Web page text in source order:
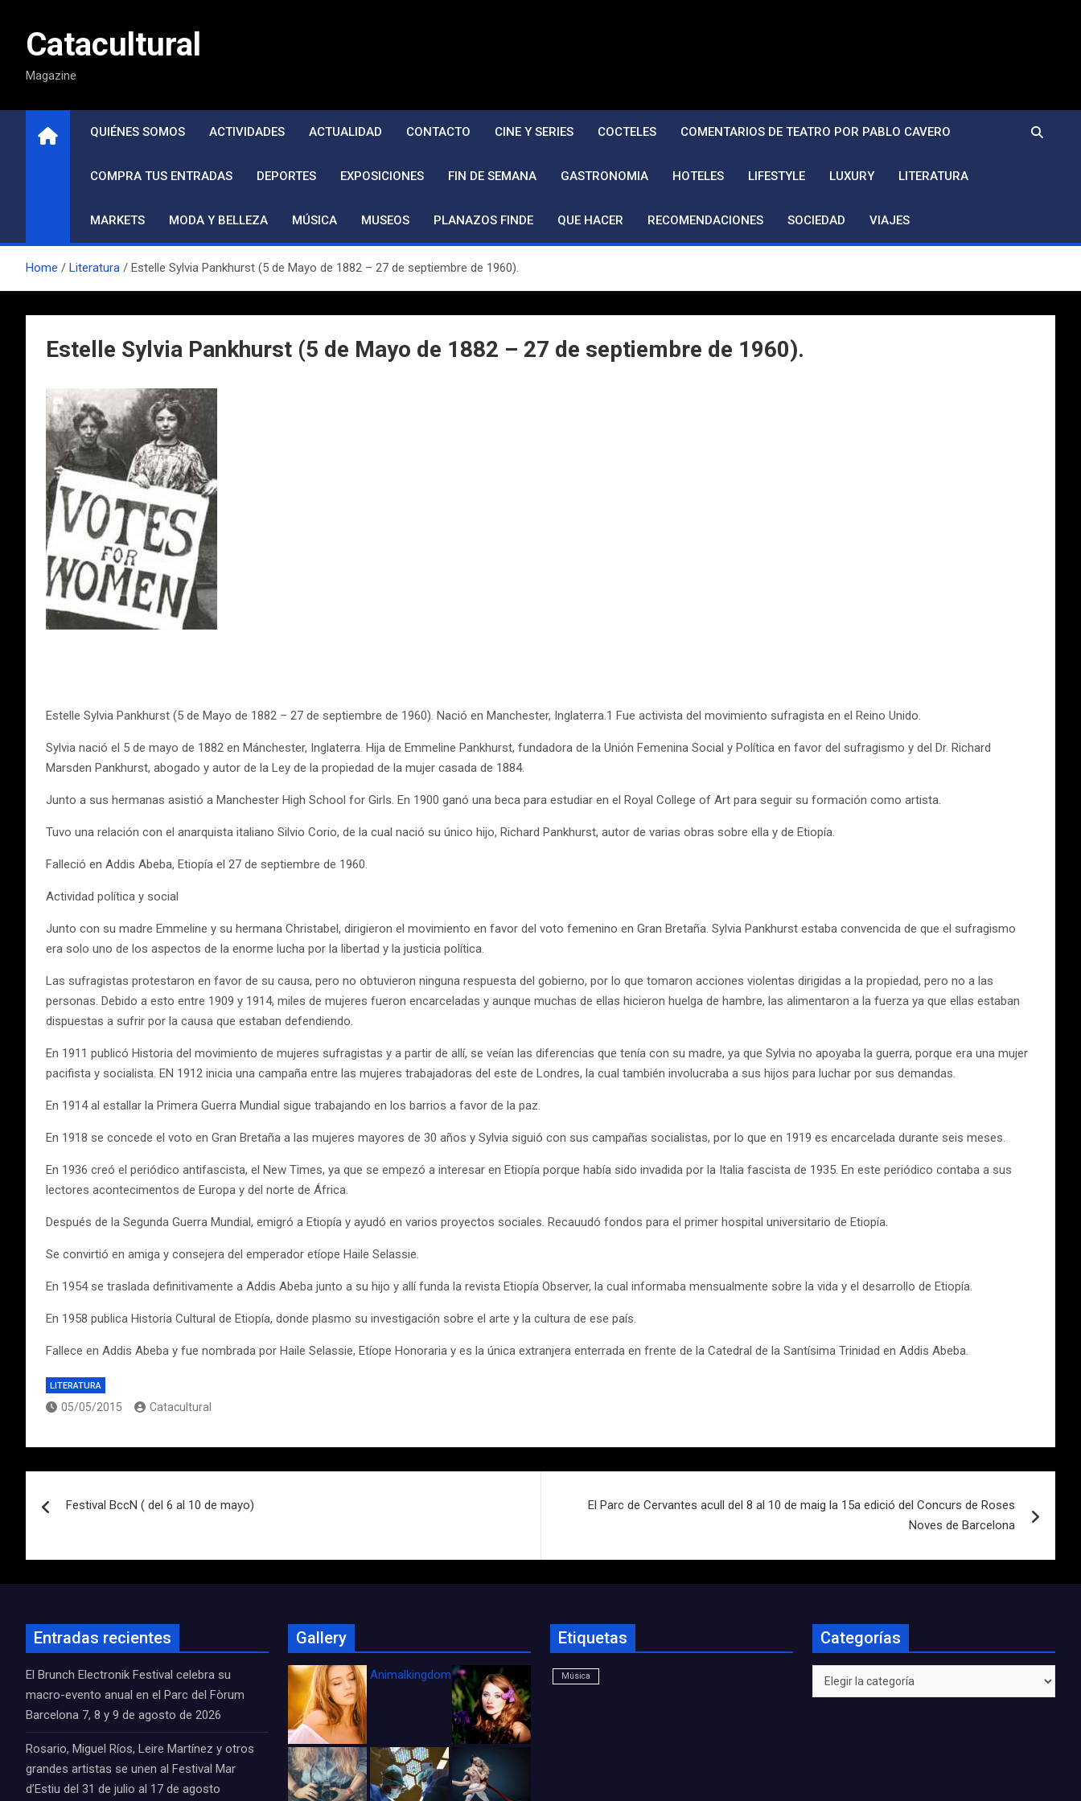
contenidoCatacultural
Magazine
QUIÉNES SOMOS ACTIVIDADES ACTUALIDAD CONTACTO CINE Y SERIES COCTELES COMENTARIOS DE TEATRO POR PABLO CAVERO
COMPRA TUS ENTRADAS DEPORTES EXPOSICIONES FIN DE SEMANA GASTRONOMIA HOTELES LIFESTYLE LUXURY LITERATURA
MARKETS MODA Y BELLEZA MÚSICA MUSEOS PLANAZOS FINDE QUE HACER RECOMENDACIONES SOCIEDAD VIAJES
Home Literatura Estelle Sylvia Pankhurst (5 de Mayo de 1882 – 27 de septiembre de 1960).
Estelle Sylvia Pankhurst (5 de Mayo de 1882 – 27 de septiembre de 1960).
Estelle Sylvia Pankhurst (5 de Mayo de 1882 – 27 de septiembre de 1960). Nació en Manchester, Inglaterra.1 Fue activista del movimiento sufragista en el Reino Unido.
Sylvia nació el 5 de mayo de 1882 en Mánchester, Inglaterra. Hija de Emmeline Pankhurst, fundadora de la Unión Femenina Social y Política en favor del sufragismo y del Dr. Richard
Marsden Pankhurst, abogado y autor de la Ley de la propiedad de la mujer casada de 1884.
Junto a sus hermanas asistió a Manchester High School for Girls. En 1900 ganó una beca para estudiar en el Royal College of Art para seguir su formación como artista.
Tuvo una relación con el anarquista italiano Silvio Corio, de la cual nació su único hijo, Richard Pankhurst, autor de varias obras sobre ella y de Etiopía.
Falleció en Addis Abeba, Etiopía el 27 de septiembre de 1960.
Actividad política y social
Junto con su madre Emmeline y su hermana Christabel, dirigieron el movimiento en favor del voto femenino en Gran Bretaña. Sylvia Pankhurst estaba convencida de que el sufragismo
era solo uno de los aspectos de la enorme lucha por la libertad y la justicia política.
Las sufragistas protestaron en favor de su causa, pero no obtuvieron ninguna respuesta del gobierno, por lo que tomaron acciones violentas dirigidas a la propiedad, pero no a las
personas. Debido a esto entre 1909 y 1914, miles de mujeres fueron encarceladas y aunque muchas de ellas hicieron huelga de hambre, las alimentaron a la fuerza ya que ellas estaban
dispuestas a sufrir por la causa que estaban defendiendo.
En 1911 publicó Historia del movimiento de mujeres sufragistas y a partir de allí, se veían las diferencias que tenía con su madre, ya que Sylvia no apoyaba la guerra, porque era una mujer
pacifista y socialista. EN 1912 inicia una campaña entre las mujeres trabajadoras del este de Londres, la cual también involucraba a sus hijos para luchar por sus demandas.
En 1914 al estallar la Primera Guerra Mundial sigue trabajando en los barrios a favor de la paz.
En 1918 se concede el voto en Gran Bretaña a las mujeres mayores de 30 años y Sylvia siguió con sus campañas socialistas, por lo que en 1919 es encarcelada durante seis meses.
En 1936 creó el periódico antifascista, el New Times, ya que se empezó a interesar en Etiopía porque había sido invadida por la Italia fascista de 1935. En este periódico contaba a sus
lectores acontecimentos de Europa y del norte de África.
Después de la Segunda Guerra Mundial, emigró a Etiopía y ayudó en varios proyectos sociales. Recauudó fondos para el primer hospital universitario de Etiopía.
Se convirtió en amiga y consejera del emperador etíope Haile Selassie.
En 1954 se traslada definitivamente a Addis Abeba junto a su hijo y allí funda la revista Etiopía Observer, la cual informaba mensualmente sobre la vida y el desarrollo de Etiopía.
En 1958 publica Historia Cultural de Etiopía, donde plasmo su investigación sobre el arte y la cultura de ese país.
Fallece en Addis Abeba y fue nombrada por Haile Selassie, Etíope Honoraria y es la única extranjera enterrada en frente de la Catedral de la Santísima Trinidad en Addis Abeba.
LITERATURA
05/05/2015 Catacultural
de
entradas
Festival BccN ( del 6 al 10 de mayo)
El Parc de Cervantes acull del 8 al 10 de maig la 15a edició del Concurs de Roses
Noves de Barcelona
Entradas recientes
El Brunch Electronik Festival celebra su
macro-evento anual en el Parc del Fòrum
Barcelona 7, 8 y 9 de agosto de 2026
Rosario, Miguel Ríos, Leire Martínez y otros
grandes artistas se unen al Festival Mar
d’Estiu del 31 de julio al 17 de agosto
Gallery
Animalkingdom_FichaCine
Etiquetas
Música
Categorías
Categorías